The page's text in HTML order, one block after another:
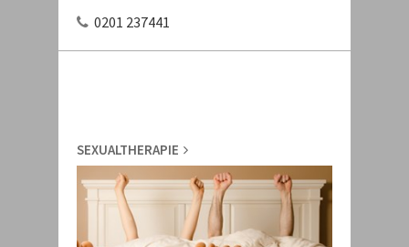
0201 237441
SEXUALTHERAPIE